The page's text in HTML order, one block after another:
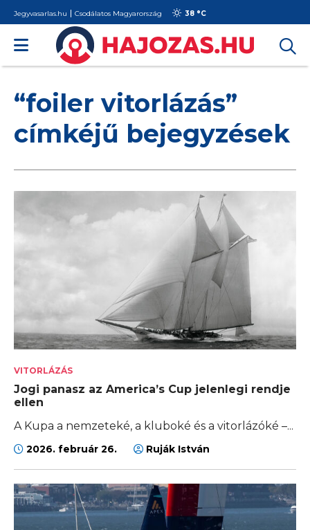
Jegyvasarlas.hu Csodálatos Magyarország 38 °C
“foiler vitorlázás”
címkéjű bejegyzések
VITORLÁZÁS
Jogi panasz az America’s Cup jelenlegi rendje
ellen
A Kupa a nemzeteké, a kluboké és a vitorlázóké –...
2026. február 26. Ruják István